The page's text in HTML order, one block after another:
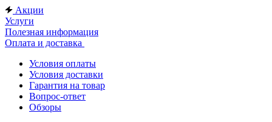
Акции
Услуги
Полезная информация
Оплата и доставка
Условия оплаты
Условия доставки
Гарантия на товар
Вопрос-ответ
Обзоры